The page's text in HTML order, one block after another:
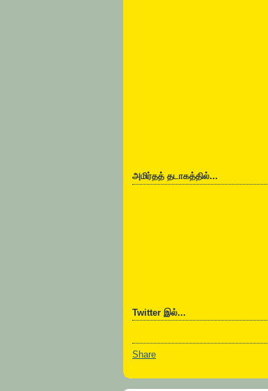
அமிர்தத் தடாகத்தில்...
Twitter இல்...
Share